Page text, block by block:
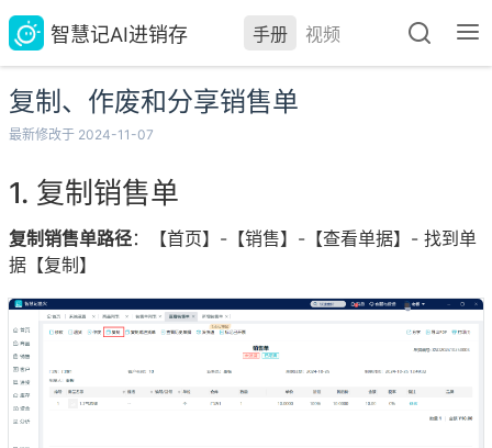
智慧记AI进销存 手册 视频
复制、作废和分享销售单
最新修改于 2024-11-07
复制销售单
复制销售单路径：【首页】-【销售】-【查看单据】- 找到单
据【复制】